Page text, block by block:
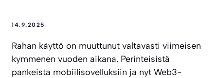
14.9.2025
Rahan käyttö on muuttunut valtavasti viimeisen
kymmenen vuoden aikana. Perinteisistä
pankeista mobiilisovelluksiin ja nyt Web3-